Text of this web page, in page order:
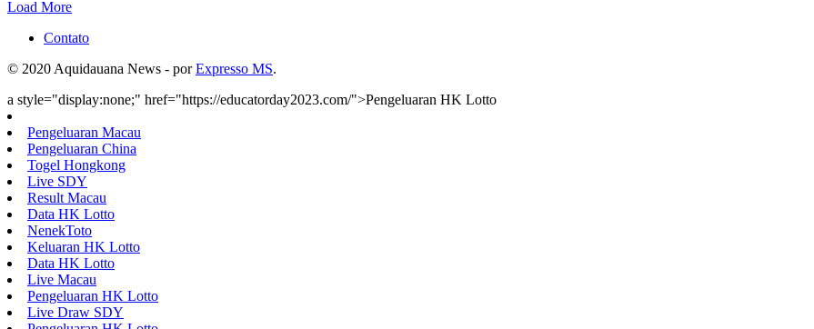
Load More
Contato
© 2020 Aquidauana News - porExpresso MS.
a style="display:none;" href="https://educatorday2023.com/">Pengeluaran HK Lotto
Pengeluaran Macau
Pengeluaran China
Togel Hongkong
Live SDY
Result Macau
Data HK Lotto
NenekToto
Keluaran HK Lotto
Data HK Lotto
Live Macau
Pengeluaran HK Lotto
Live Draw SDY